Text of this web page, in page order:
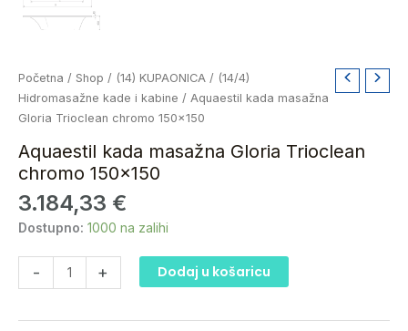
Početna / Shop / (14) KUPAONICA / (14/4)
Hidromasažne kade i kabine / Aquaestil kada masažna
Gloria Trioclean chromo 150×150
Aquaestil kada masažna Gloria Trioclean
chromo 150×150
3.184,33 €
Dostupno: 1000 na zalihi
-
Aquaestil
kada
masažna
Trioclean
chromo
150x150
+ Dodaj u košaricu